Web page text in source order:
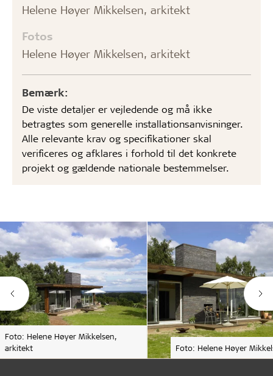
Helene Høyer Mikkelsen, arkitekt
Fotos
Helene Høyer Mikkelsen, arkitekt
Bemærk:
De viste detaljer er vejledende og må ikke
betragtes som generelle installationsanvisninger.
Alle relevante krav og specifikationer skal
verificeres og afklares i forhold til det konkrete
projekt og gældende nationale bestemmelser.
Foto: Helene Høyer Mikkelsen,
arkitekt
Foto: Helene Høyer